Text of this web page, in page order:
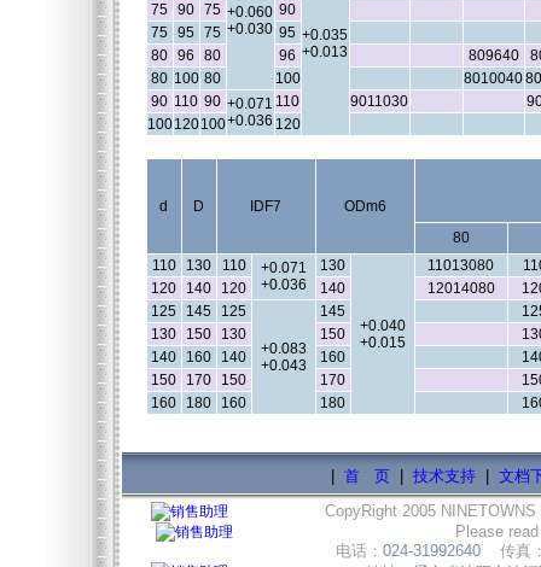
+0.060
+0.030
+0.035
+0.013
75 90 75
90
75 95 75
95
80 96 80 96 809640
80 100 80 100 8010040
90 110 90 +0.071
+0.036
110 9011030
100120100 120
d D IDF7
ODm6
80
110
130 110
+0.071
+0.036
130
+0.040
+0.015
11013080
120
140 120 140 12014080
125
145 125
+0.083
+0.043
145
130
150 130 150
140
160 140 160
150
170 150 170
160
180 160 180
首 页| 技术支持| 文档
CopyRight 2005 NINETOWNS
Please
电话： 024-31992640 传真